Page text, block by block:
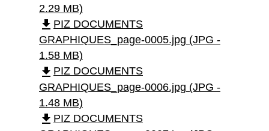
2.29 MB)
file_download PIZ DOCUMENTS
GRAPHIQUES_page-0005.jpg (JPG -
1.58 MB)
file_download PIZ DOCUMENTS
GRAPHIQUES_page-0006.jpg (JPG -
1.48 MB)
file_download PIZ DOCUMENTS